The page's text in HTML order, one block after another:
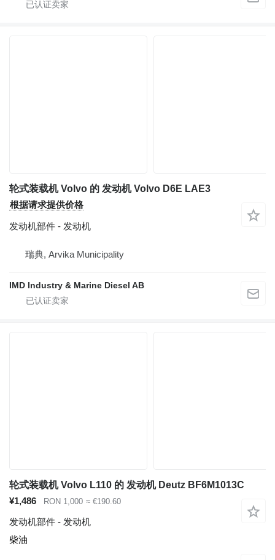
轮式装载机 Volvo 的 发动机 Volvo D6E LAE3
根据请求提供价格
发动机部件 - 发动机
瑞典, Arvika Municipality
IMD Industry & Marine Diesel AB
轮式装载机 Volvo L110 的 发动机 Deutz BF6M1013C
¥1,486
RON 1,000 ≈ €190.60
发动机部件 - 发动机
柴油